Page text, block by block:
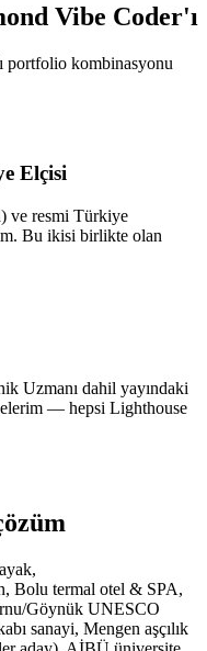
Vibe Coder'ı
portfolio kombinasyonu
Elçisi
ve resmi Türkiye
Bu ikisi birlikte olan
Uzmanı dahil yayındaki
— hepsi Lighthouse
Bolu termal otel & SPA,
Göynük UNESCO
sanayi, Mengen aşçılık